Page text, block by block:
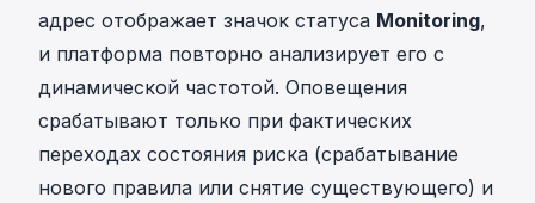
адрес отображает значок статуса Monitoring,
и платформа повторно анализирует его с
динамической частотой. Оповещения
срабатывают только при фактических
переходах состояния риска (срабатывание
нового правила или снятие существующего) и